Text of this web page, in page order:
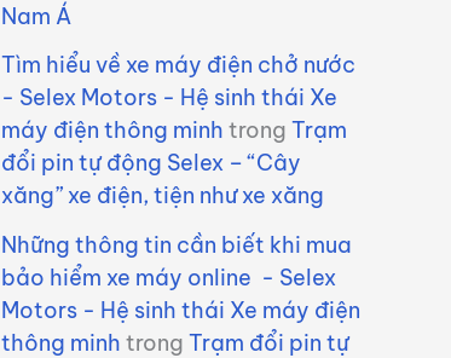
Nam Á
Tìm hiểu về xe máy điện chở nước
- Selex Motors - Hệ sinh thái Xe
máy điện thông minh trong Trạm
đổi pin tự động Selex – “Cây
xăng” xe điện, tiện như xe xăng
Những thông tin cần biết khi mua
bảo hiểm xe máy online - Selex
Motors - Hệ sinh thái Xe máy điện
thông minh trong Trạm đổi pin tự